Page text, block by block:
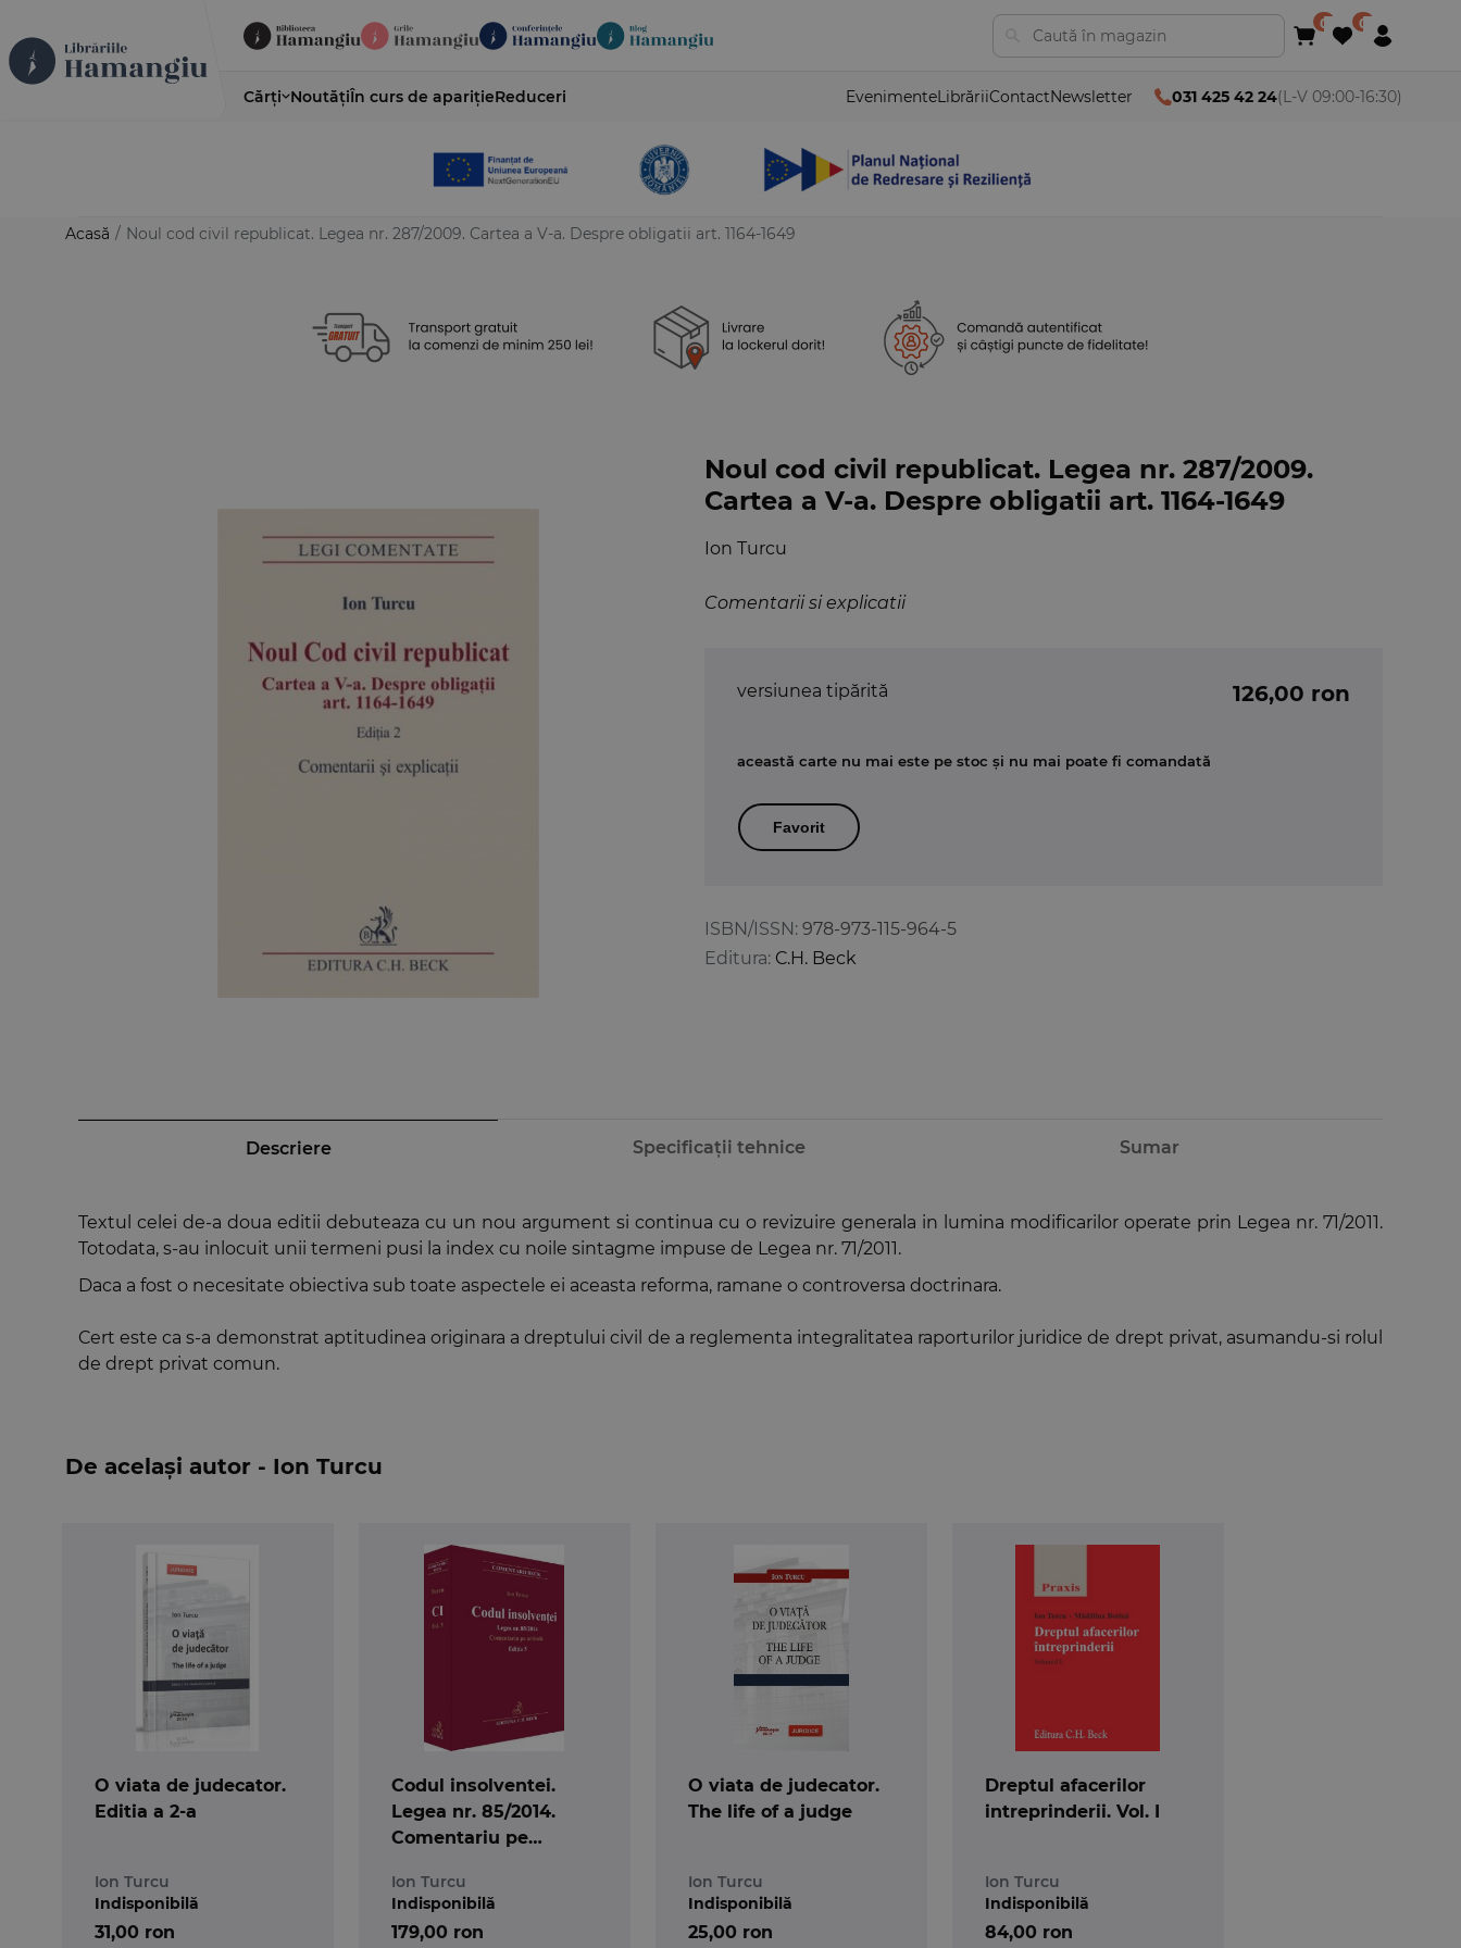
Cărți NoutățiÎn curs de aparițieReduceri EvenimenteLibrăriiContactNewsletter 031 425 42 24(L-V 09:00-16:30)
Acasă / Noul cod civil republicat. Legea nr. 287/2009. Cartea a V-a. Despre obligatii art. 1164-1649
Noul cod civil republicat. Legea nr. 287/2009.
Cartea a V-a. Despre obligatii art. 1164-1649
Comentarii si explicatii
Ion Turcu
ISBN/ISSN: 978-973-115-964-5
Editura: C.H. Beck
versiunea tipărită 126,00 ron
această carte nu mai este pe stoc și nu mai poate fi comandată
Favorit
Descriere Specificații tehnice Sumar
Textul celei de-a doua editii debuteaza cu un nou argument si continua cu o revizuire generala in lumina modificarilor operate prin Legea nr. 71/2011.
Totodata, s-au inlocuit unii termeni pusi la index cu noile sintagme impuse de Legea nr. 71/2011.
Daca a fost o necesitate obiectiva sub toate aspectele ei aceasta reforma, ramane o controversa doctrinara.
Cert este ca s-a demonstrat aptitudinea originara a dreptului civil de a reglementa integralitatea raporturilor juridice de drept privat, asumandu-si rolul
de drept privat comun.
De același autor - Ion Turcu
O viata de judecator.
Editia a 2-a
Ion Turcu
31,00 ron
Indisponibilă
Codul insolventei.
Legea nr. 85/2014.
Comentariu pe
Ion Turcu
179,00 ron
Indisponibilă
O viata de judecator.
The life of a judge
Ion Turcu
25,00 ron
Indisponibilă
Dreptul afacerilor
intreprinderii. Vol. I
Ion Turcu
84,00 ron
Indisponibilă